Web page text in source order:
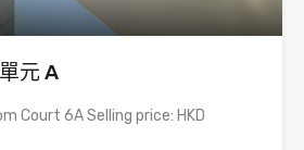
元 A
Court 6A Selling price: HKD